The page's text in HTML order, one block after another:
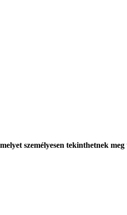
személyesen tekinthetnek